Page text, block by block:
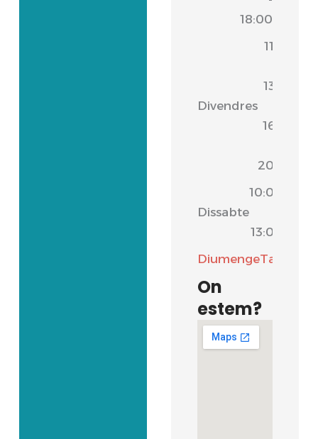
18:00
Divendres
11:00
13:30
16:30
20:00
Dissabte
10:00
13:00
DiumengeTancat
On
estem?